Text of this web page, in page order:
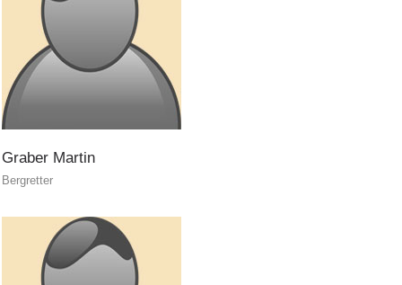
Graber Martin
Bergretter